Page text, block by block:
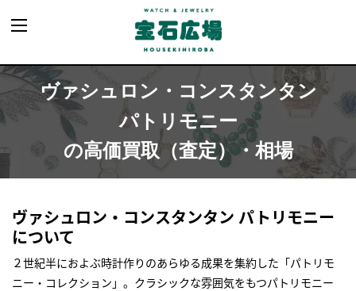
ヴァシュロン・コンスタンタン
パトリモニー
の高価買取（査定）・相場
ヴァシュロン・コンスタンタン パトリモニー
について
２世紀半におよぶ時計作りのあらゆる成果を集約した「パトリモ
ニー・コレクション」。クラシックな雰囲気をもつパトリモニー